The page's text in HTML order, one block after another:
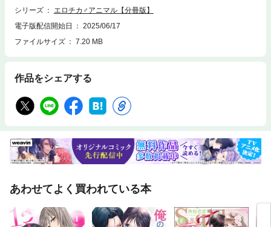
シリーズ
エロチカ♂アニマル【分冊版】
電子版配信開始日
2025/06/17
ファイルサイズ
7.20 MB
作品をシェアする
あわせてよく買われている本